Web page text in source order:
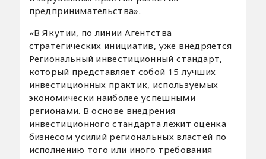
предпринимательства».
«В Якутии, по линии Агентства
стратегических инициатив, уже внедряется
Региональный инвестиционный стандарт,
который представляет собой 15 лучших
инвестиционных практик, используемых
экономически наиболее успешными
регионами. В основе внедрения
инвестиционного стандарта лежит оценка
бизнесом усилий региональных властей по
исполнению того или иного требования